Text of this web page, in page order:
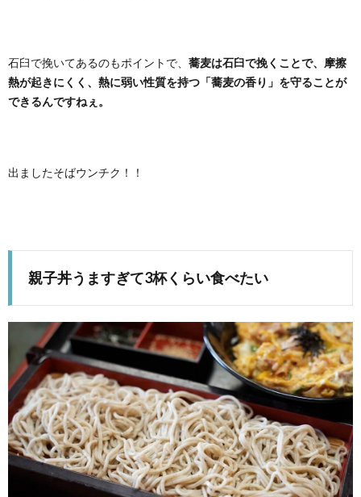
石臼で挽いてあるのもポイントで、 蕎麦は石臼で挽くことで、摩擦
熱が起きにくく、熱に弱い性質を持つ「蕎麦の香り」を守ることが
できるんですねぇ。
出ましたそばウンチク！！
親子丼うますぎて3杯くらい食べたい